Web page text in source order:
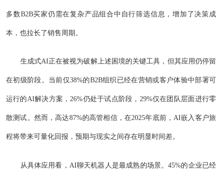
多数B2B买家仍需在复杂产品组合中自行筛选信息，增加了决策成
本，也拉长了销售周期。
生成式AI正在被视为破解上述困境的关键工具，但其应用仍停留
在初级阶段。当前仅38%的B2B组织已经在营销或客户体验中部署可
运行的AI解决方案，26%仍处于试点阶段，29%仅在团队层面进行零
散测试。然而，高达87%的高管相信，在2025年底前，AI嵌入客户旅
程将带来可量化回报，预期与现实之间存在明显时间差。
从具体应用看，AI聊天机器人是最成熟的场景。45%的企业已经